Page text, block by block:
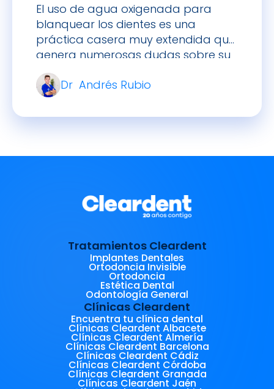
El uso de agua oxigenada para
blanquear los dientes es una
práctica casera muy extendida que
genera numerosas dudas sobre su
efectividad y seguridad. Si bien es
cierto que el peróxido de hidrógeno
(agua oxigenada) es el principio
activo de muchos tratamientos de
concentración, frecuencia de uso y
método de aplicación son factores
críticos que determinan si este
remedio casero puede ser
beneficioso o perjudicial para tu
salud bucal.
Dr Andrés Rubio
Tratamientos Cleardent
Implantes Dentales
Ortodoncia Invisible
Ortodoncia
Estética Dental
Odontología General
Clínicas Cleardent
Encuentra tu clínica dental
Clínicas Cleardent Albacete
Clínicas Cleardent Almería
Clínicas Cleardent Barcelona
Clínicas Cleardent Cádiz
Clínicas Cleardent Córdoba
Clínicas Cleardent Granada
Clínicas Cleardent Jaén